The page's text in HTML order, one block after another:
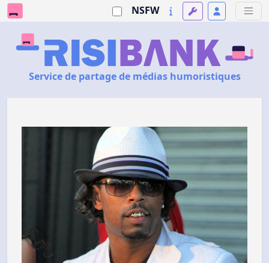
NSFW
Service de partage de médias humoristiques